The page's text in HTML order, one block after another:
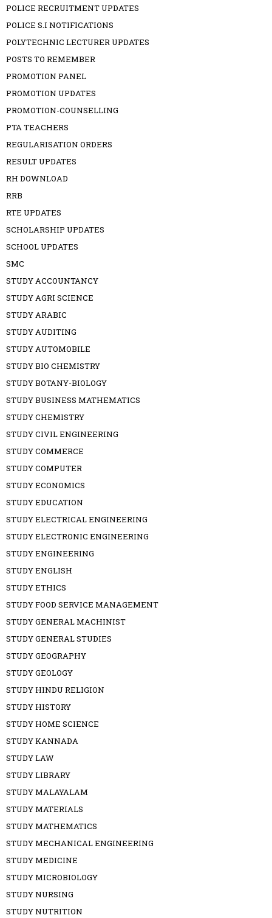
POLICE RECRUITMENT UPDATES
POLICE S.I NOTIFICATIONS
POLYTECHNIC LECTURER UPDATES
POSTS TO REMEMBER
PROMOTION PANEL
PROMOTION UPDATES
PROMOTION-COUNSELLING
PTA TEACHERS
REGULARISATION ORDERS
RESULT UPDATES
RH DOWNLOAD
RRB
RTE UPDATES
SCHOLARSHIP UPDATES
SCHOOL UPDATES
SMC
STUDY ACCOUNTANCY
STUDY AGRI SCIENCE
STUDY ARABIC
STUDY AUDITING
STUDY AUTOMOBILE
STUDY BIO CHEMISTRY
STUDY BOTANY-BIOLOGY
STUDY BUSINESS MATHEMATICS
STUDY CHEMISTRY
STUDY CIVIL ENGINEERING
STUDY COMMERCE
STUDY COMPUTER
STUDY ECONOMICS
STUDY EDUCATION
STUDY ELECTRICAL ENGINEERING
STUDY ELECTRONIC ENGINEERING
STUDY ENGINEERING
STUDY ENGLISH
STUDY ETHICS
STUDY FOOD SERVICE MANAGEMENT
STUDY GENERAL MACHINIST
STUDY GENERAL STUDIES
STUDY GEOGRAPHY
STUDY GEOLOGY
STUDY HINDU RELIGION
STUDY HISTORY
STUDY HOME SCIENCE
STUDY KANNADA
STUDY LAW
STUDY LIBRARY
STUDY MALAYALAM
STUDY MATERIALS
STUDY MATHEMATICS
STUDY MECHANICAL ENGINEERING
STUDY MEDICINE
STUDY MICROBIOLOGY
STUDY NURSING
STUDY NUTRITION